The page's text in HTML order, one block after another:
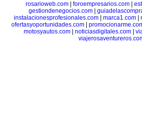
rosarioweb.com
foroempresarios.com
gestiondenegocios.com
instalacionesprofesionales.com| marca1.com|
ofertasyoportunidades.com
motosyautos.com
noticiasdigitales.com